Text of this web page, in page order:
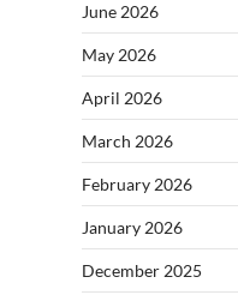
June 2026
May 2026
April 2026
March 2026
February 2026
January 2026
December 2025